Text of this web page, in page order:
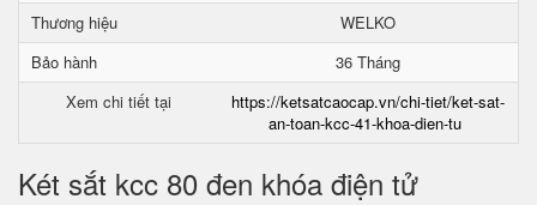
Thương hiệu
WELKO
Bảo hành
36 Tháng
Xem chi tiết tại
https://ketsatcaocap.vn/chi-tiet/ket-sat-
an-toan-kcc-41-khoa-dien-tu
Két sắt kcc 80 đen khóa điện tử